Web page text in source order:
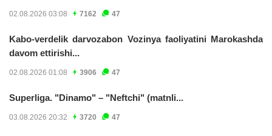
02.08.2026 03:08 7162 47
Kabo-verdelik darvozabon Vozinya faoliyatini Marokashda
davom ettirishi...
02.08.2026 01:08 3906 47
Superliga. "Dinamo" – "Neftchi" (matnli...
03.08.2026 20:32 3720 47